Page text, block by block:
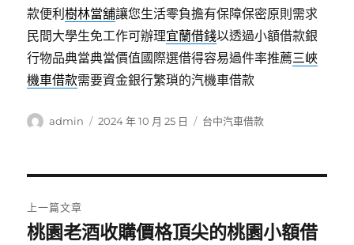
款便利樹林當舖讓您生活零負擔有保障保密原則需求
民間大學生免工作可辦理宜蘭借錢以透過小額借款銀
行物品典當典當價值國際選借得容易過件率推薦三峽
機車借款需要資金銀行繁瑣的汽機車借款
作
admin
發
2024 年 10 月 25 日
分
台中汽車借款
章
上一篇文章
上
桃園老酒收購價格頂尖的桃園小額借